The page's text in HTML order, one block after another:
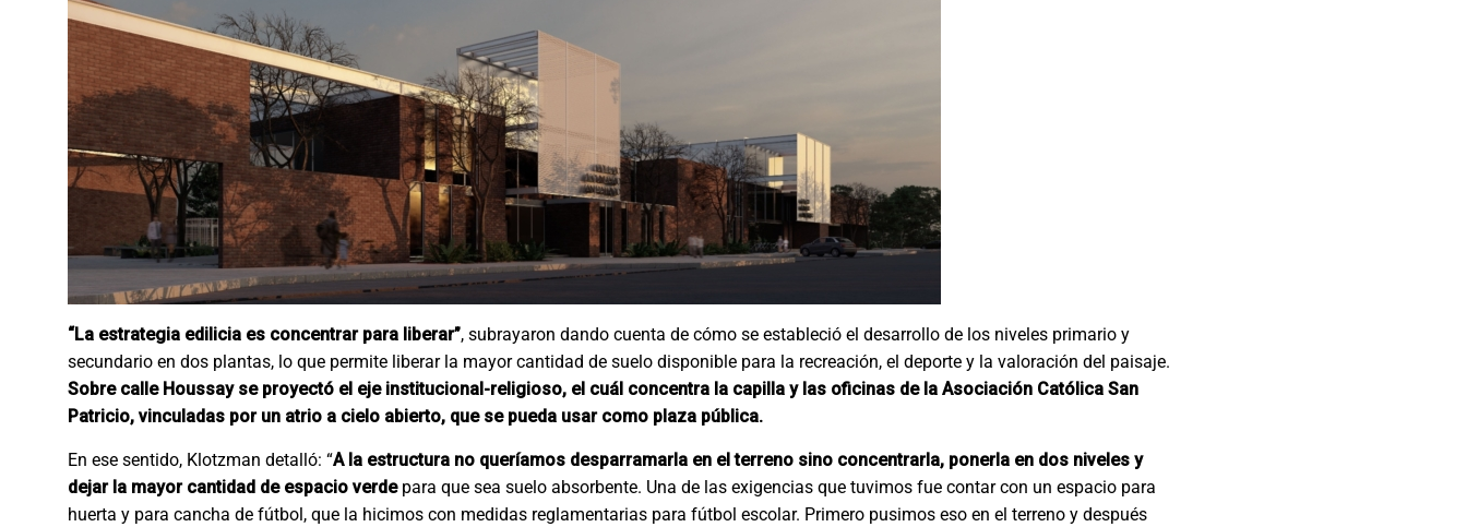
“La estrategia edilicia es concentrar para liberar”, subrayaron dando cuenta de cómo se estableció el desarrollo de los niveles primario y
secundario en dos plantas, lo que permite liberar la mayor cantidad de suelo disponible para la recreación, el deporte y la valoración del paisaje.
Sobre calle Houssay se proyectó el eje institucional-religioso, el cuál concentra la capilla y las oficinas de la Asociación Católica San
Patricio, vinculadas por un atrio a cielo abierto, que se pueda usar como plaza pública.
En ese sentido, Klotzman detalló: “A la estructura no queríamos desparramarla en el terreno sino concentrarla, ponerla en dos niveles y
dejar la mayor cantidad de espacio verdepara que sea suelo absorbente. Una de las exigencias que tuvimos fue contar con un espacio para
huerta y para cancha de fútbol, que la hicimos con medidas reglamentarias para fútbol escolar. Primero pusimos eso en el terreno y después